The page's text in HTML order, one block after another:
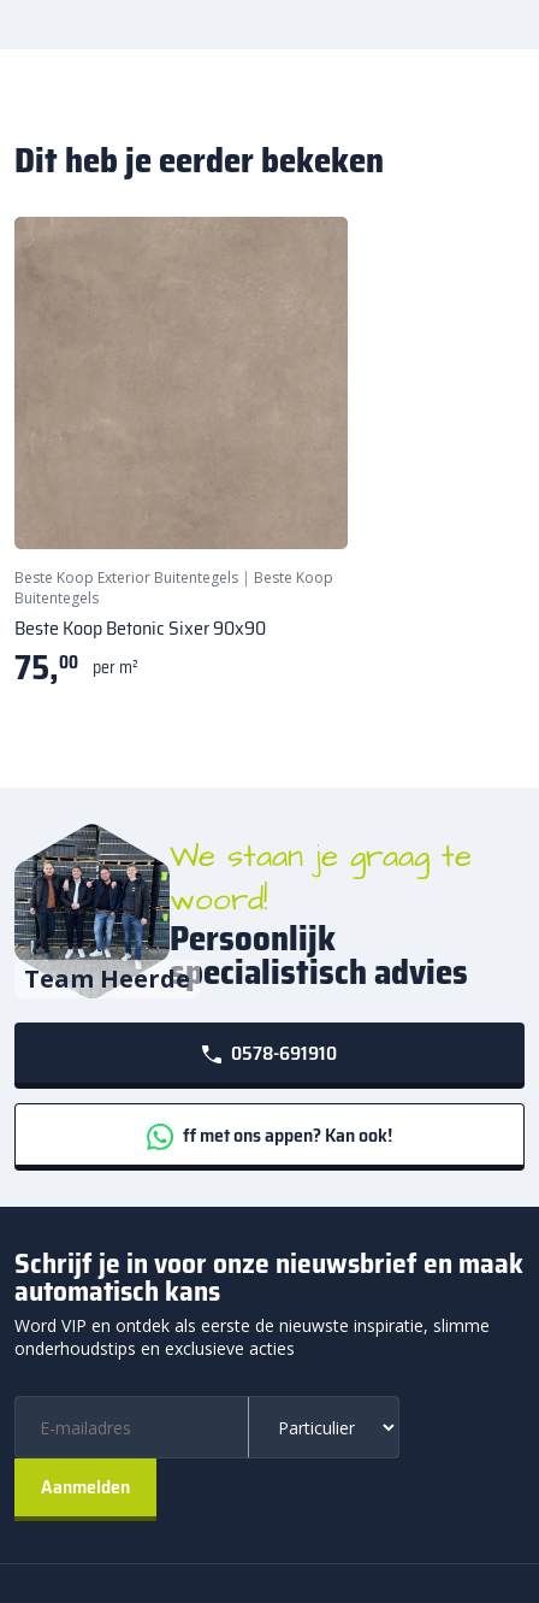
Dit heb je eerder bekeken
Beste Koop Exterior Buitentegels | Beste Koop
Buitentegels
Beste Koop Betonic Sixer 90x90
75,00 per m²
Team Heerde
We staan je graag te
woord!
Persoonlijk
specialistisch advies
0578-691910
ff met ons appen? Kan ook!
Schrijf je in voor onze nieuwsbrief en maak
automatisch kans
Word VIP en ontdek als eerste de nieuwste inspiratie, slimme
onderhoudstips en exclusieve acties